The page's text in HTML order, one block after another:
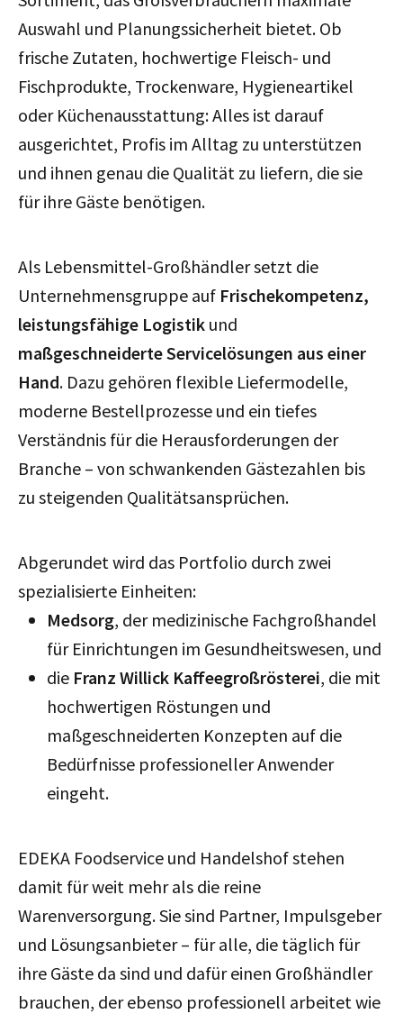
Auswahl und Planungssicherheit bietet. Ob
frische Zutaten, hochwertige Fleisch- und
Fischprodukte, Trockenware, Hygieneartikel
oder Küchenausstattung: Alles ist darauf
ausgerichtet, Profis im Alltag zu unterstützen
und ihnen genau die Qualität zu liefern, die sie
für ihre Gäste benötigen.
Als Lebensmittel-Großhändler setzt die
Unternehmensgruppe auf Frischekompetenz,
leistungsfähige Logistik und
maßgeschneiderte Servicelösungen aus einer
Hand. Dazu gehören flexible Liefermodelle,
moderne Bestellprozesse und ein tiefes
Verständnis für die Herausforderungen der
Branche – von schwankenden Gästezahlen bis
zu steigenden Qualitätsansprüchen.
Abgerundet wird das Portfolio durch zwei
spezialisierte Einheiten:
Medsorg, der medizinische Fachgroßhandel
für Einrichtungen im Gesundheitswesen, und
die Franz Willick Kaffeegroßrösterei, die mit
hochwertigen Röstungen und
maßgeschneiderten Konzepten auf die
Bedürfnisse professioneller Anwender
eingeht.
EDEKA Foodservice und Handelshof stehen
damit für weit mehr als die reine
Warenversorgung. Sie sind Partner, Impulsgeber
und Lösungsanbieter – für alle, die täglich für
ihre Gäste da sind und dafür einen Großhändler
brauchen, der ebenso professionell arbeitet wie